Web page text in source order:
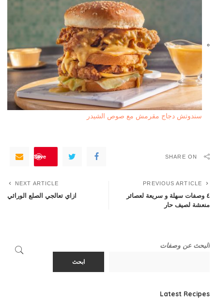
سندوتش دجاج مقرمش مع صوص الشيدر
SHARE ON
Save
PREVIOUS ARTICLE
٤ وصفات سهلة و سريعة لعصائر
منعشة لصيف حار
NEXT ARTICLE
ازاي تعالجي الصلع الوراثي
البحث عن وصفات
ابحث
Latest Recipes